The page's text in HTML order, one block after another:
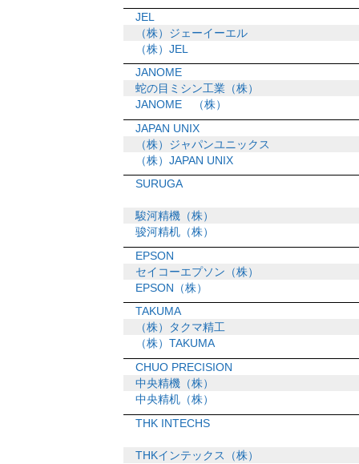
JEL
（株）ジェーイーエル
（株）JEL
JANOME
蛇の目ミシン工業（株）
JANOME （株）
JAPAN UNIX
（株）ジャパンユニックス
（株）JAPAN UNIX
SURUGA
駿河精機（株）
骏河精机（株）
EPSON
セイコーエプソン（株）
EPSON（株）
TAKUMA
（株）タクマ精工
（株）TAKUMA
CHUO PRECISION
中央精機（株）
中央精机（株）
THK INTECHS
THKインテックス（株）